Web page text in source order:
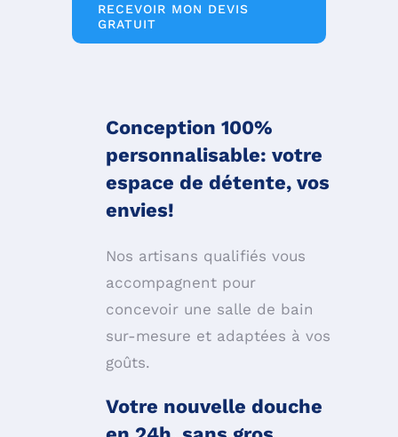
RECEVOIR MON DEVIS
GRATUIT
Conception 100%
personnalisable: votre
espace de détente, vos
envies!
Nos artisans qualifiés vous
accompagnent pour
concevoir une salle de bain
sur-mesure et adaptées à vos
goûts.
Votre nouvelle douche